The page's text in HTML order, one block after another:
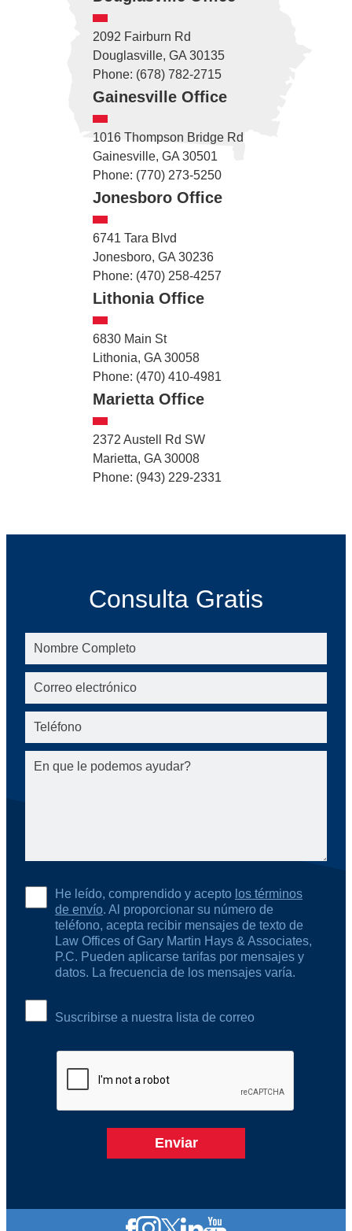
2092 Fairburn Rd
Douglasville, GA 30135
Phone: (678) 782-2715
Gainesville Office
1016 Thompson Bridge Rd
Gainesville, GA 30501
Phone: (770) 273-5250
Jonesboro Office
6741 Tara Blvd
Jonesboro, GA 30236
Phone: (470) 258-4257
Lithonia Office
6830 Main St
Lithonia, GA 30058
Phone: (470) 410-4981
Marietta Office
2372 Austell Rd SW
Marietta, GA 30008
Phone: (943) 229-2331
Consulta Gratis
He leído, comprendido y acepto los términos
de envío. Al proporcionar su número de
teléfono, acepta recibir mensajes de texto de
Law Offices of Gary Martin Hays & Associates,
P.C. Pueden aplicarse tarifas por mensajes y
datos. La frecuencia de los mensajes varía.
Suscribirse a nuestra lista de correo